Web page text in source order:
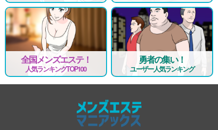
全国メンズエステ！
人気ランキングTOP100
勇者の集い！
ユーザー人気ランキング